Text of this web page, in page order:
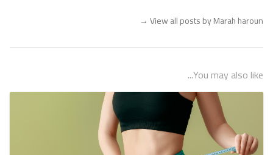
View all posts by Marah haroun
→
You may also like...